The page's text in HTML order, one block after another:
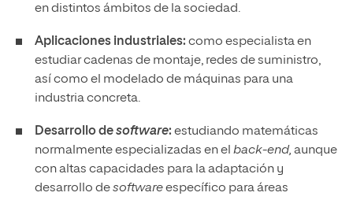
en distintos ámbitos de la sociedad.
Aplicaciones industriales: como especialista en
estudiar cadenas de montaje, redes de suministro,
así como el modelado de máquinas para una
industria concreta.
Desarrollo desoftware: estudiando matemáticas
normalmente especializadas en el back-end, aunque
con altas capacidades para la adaptación y
desarrollo desoftwareespecífico para áreas